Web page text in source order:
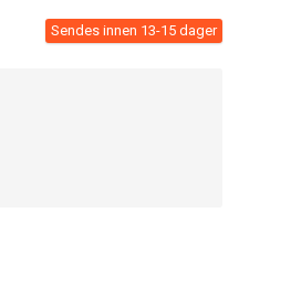
Sendes innen 13-15 dager